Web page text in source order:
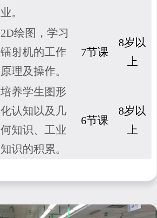
业。
2D绘图，学习
镭射机的工作
原理及操作。
7节课
8岁以
上
培养学生图形
化认知以及几
何知识、工业
知识的积累。
6节课
8岁以
上